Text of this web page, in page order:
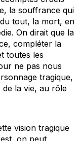
la souffrance qui
tout, la mort, en
On dirait que la
compléter la
toutes les
ne pas nous
tragique,
de la vie, au rôle
vision tragique
, on peut